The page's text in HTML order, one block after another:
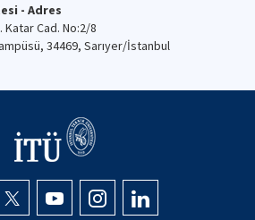
- Adres
Katar Cad. No:2/8
34469, Sarıyer/İstanbul